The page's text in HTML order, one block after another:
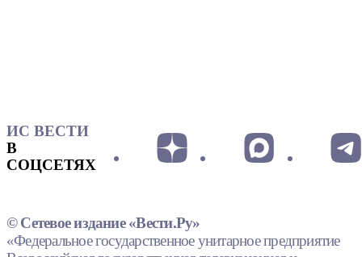
ИС ВЕСТИ
В
СОЦСЕТЯХ
© Сетевое издание «Вести.Ру»
«Федеральное государственное унитарное предприятие